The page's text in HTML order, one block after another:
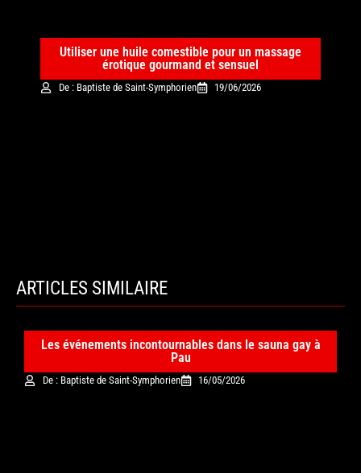
Utiliser une huile comestible pour un massage
érotique gourmand et sensuel
De : Baptiste de Saint-Symphorien 19/06/2026
ARTICLES SIMILAIRE
Les événements incontournables dans le sauna gay à
Pau
De : Baptiste de Saint-Symphorien 16/05/2026